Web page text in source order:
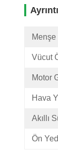
Menşe
Vücut
Motor
Hava
Akıllı
Ön